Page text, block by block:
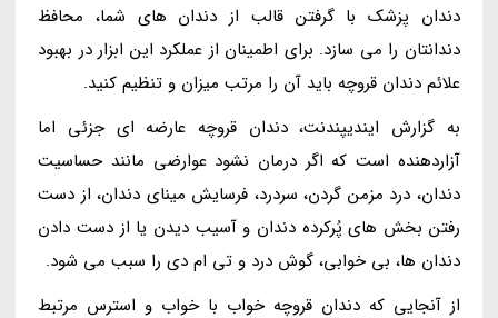
دندان پزشک با گرفتن قالب از دندان های شما، محافظ
دندانتان را می سازد. برای اطمینان از عملکرد این ابزار در بهبود
علائم دندان قروچه باید آن را مرتب میزان و تنظیم کنید.
به گزارش ایندیپندنت، دندان قروچه عارضه ای جزئی اما
آزاردهنده است که اگر درمان نشود عوارضی مانند حساسیت
دندان، درد مزمن گردن، سردرد، فرسایش مینای دندان، از دست
رفتن بخش های پُرکرده دندان و آسیب دیدن یا از دست دادن
دندان ها، بی خوابی، گوش درد و تی ام دی را سبب می شود.
از آنجایی که دندان قروچه خواب با خواب و استرس مرتبط